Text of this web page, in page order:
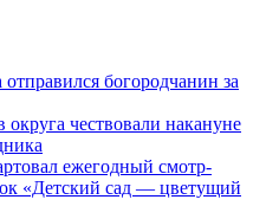
богородчанин за
чествовали накануне
ежегодный смотр-
«Детский сад — цветущий